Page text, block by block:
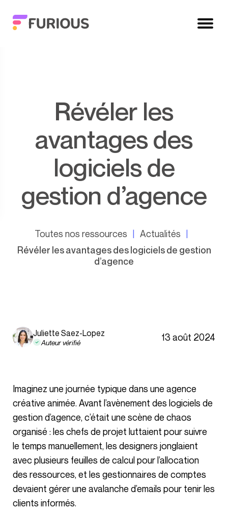
Révéler les
avantages des
logiciels de
gestion d’agence
Toutes nos ressources
Actualités
Révéler les avantages des logiciels de gestion
d’agence
Juliette Saez-Lopez
Auteur vérifié 13 août 2024
Imaginez une journée typique dans une agence
créative animée. Avant l’avènement des logiciels de
gestion d’agence, c’était une scène de chaos
organisé : les chefs de projet luttaient pour suivre
le temps manuellement, les designers jonglaient
avec plusieurs feuilles de calcul pour l’allocation
des ressources, et les gestionnaires de comptes
devaient gérer une avalanche d’emails pour tenir les
clients informés.